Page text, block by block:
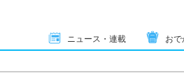
ニュース・連載 おで